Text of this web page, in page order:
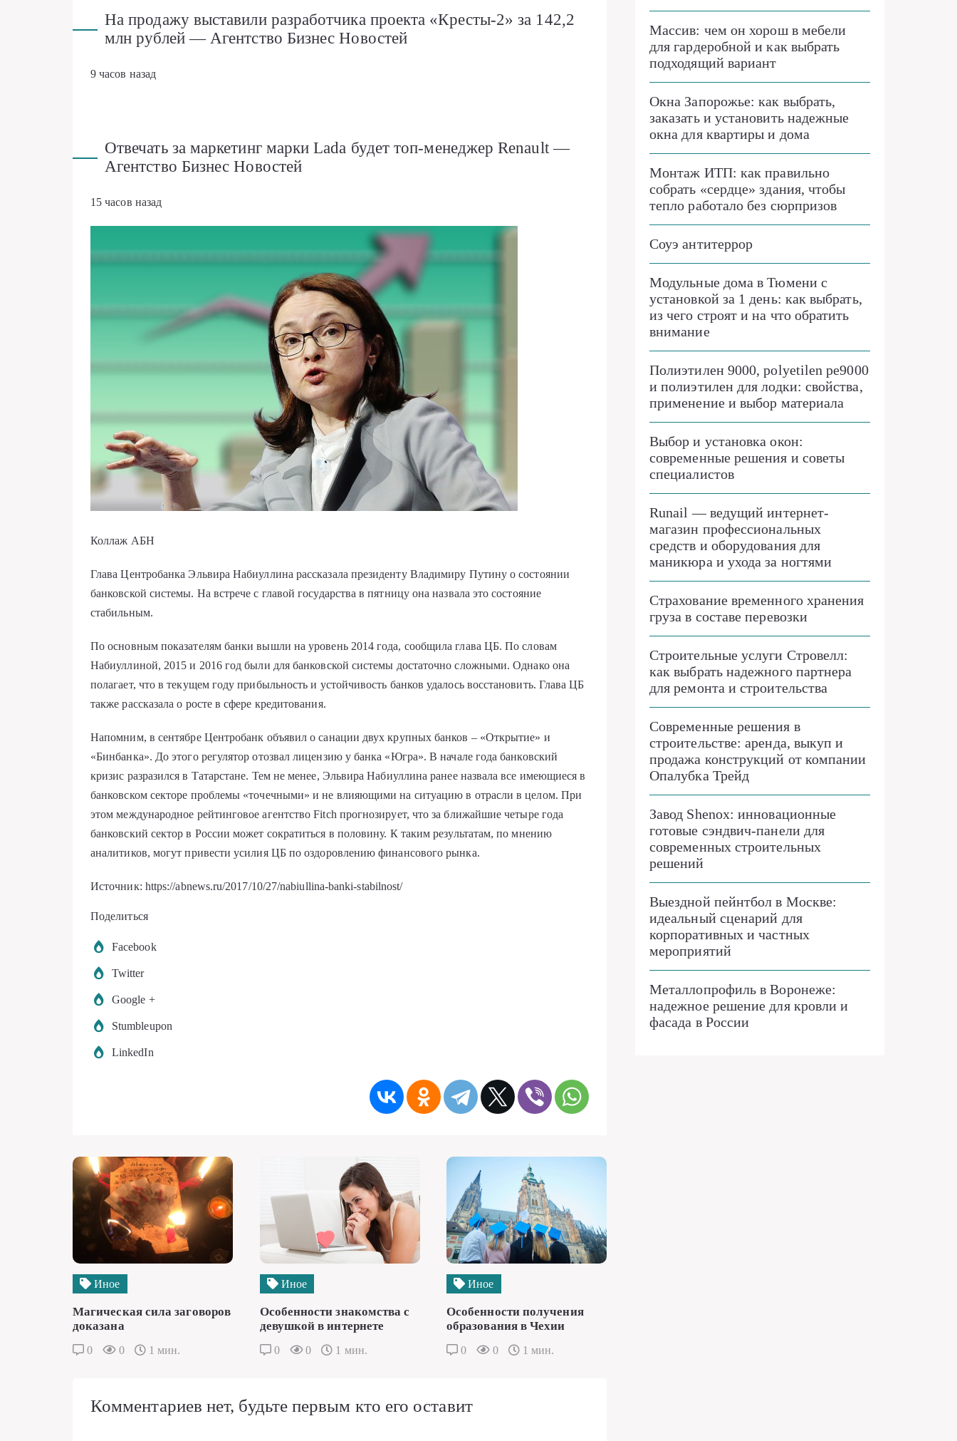
На продажу выставили разработчика проекта «Кресты-2» за 142,2
млн рублей — Агентство Бизнес Новостей
9 часов назад
Отвечать за маркетинг марки Lada будет топ-менеджер Renault —
Агентство Бизнес Новостей
15 часов назад
Коллаж АБН
Глава Центробанка Эльвира Набиуллина рассказала президенту Владимиру Путину о состоянии
банковской системы. На встрече с главой государства в пятницу она назвала это состояние
стабильным.
По основным показателям банки вышли на уровень 2014 года, сообщила глава ЦБ. По словам
Набиуллиной, 2015 и 2016 год были для банковской системы достаточно сложными. Однако она
полагает, что в текущем году прибыльность и устойчивость банков удалось восстановить. Глава ЦБ
также рассказала о росте в сфере кредитования.
Напомним, в сентябре Центробанк объявил о санации двух крупных банков – «Открытие» и
«Бинбанка». До этого регулятор отозвал лицензию у банка «Югра». В начале года банковский
кризис разразился в Татарстане. Тем не менее, Эльвира Набиуллина ранее назвала все имеющиеся в
банковском секторе проблемы «точечными» и не влияющими на ситуацию в отрасли в целом. При
этом международное рейтинговое агентство Fitch прогнозирует, что за ближайшие четыре года
банковский сектор в России может сократиться в половину. К таким результатам, по мнению
аналитиков, могут привести усилия ЦБ по оздоровлению финансового рынка.
Источник: https://abnews.ru/2017/10/27/nabiullina-banki-stabilnost/
Поделиться
Facebook
Twitter
Google +
Stumbleupon
LinkedIn
Иное
Магическая сила заговоров
доказана
0 0 1 мин.
Иное
Особенности знакомства с
девушкой в интернете
0 0 1 мин.
Иное
Особенности получения
образования в Чехии
0 0 1 мин.
Комментариев нет, будьте первым кто его оставит
Массив: чем он хорош в мебели
для гардеробной и как выбрать
подходящий вариант
Окна Запорожье: как выбрать,
заказать и установить надежные
окна для квартиры и дома
Монтаж ИТП: как правильно
собрать «сердце» здания, чтобы
тепло работало без сюрпризов
Соуэ антитеррор
Модульные дома в Тюмени с
установкой за 1 день: как выбрать,
из чего строят и на что обратить
внимание
Полиэтилен 9000, polyetilen pe9000
и полиэтилен для лодки: свойства,
применение и выбор материала
Выбор и установка окон:
современные решения и советы
специалистов
Runail — ведущий интернет-
магазин профессиональных
средств и оборудования для
маникюра и ухода за ногтями
Страхование временного хранения
груза в составе перевозки
Строительные услуги Стровелл:
как выбрать надежного партнера
для ремонта и строительства
Современные решения в
строительстве: аренда, выкуп и
продажа конструкций от компании
Опалубка Трейд
Завод Shenox: инновационные
готовые сэндвич-панели для
современных строительных
решений
Выездной пейнтбол в Москве:
идеальный сценарий для
корпоративных и частных
мероприятий
Металлопрофиль в Воронеже:
надежное решение для кровли и
фасада в России